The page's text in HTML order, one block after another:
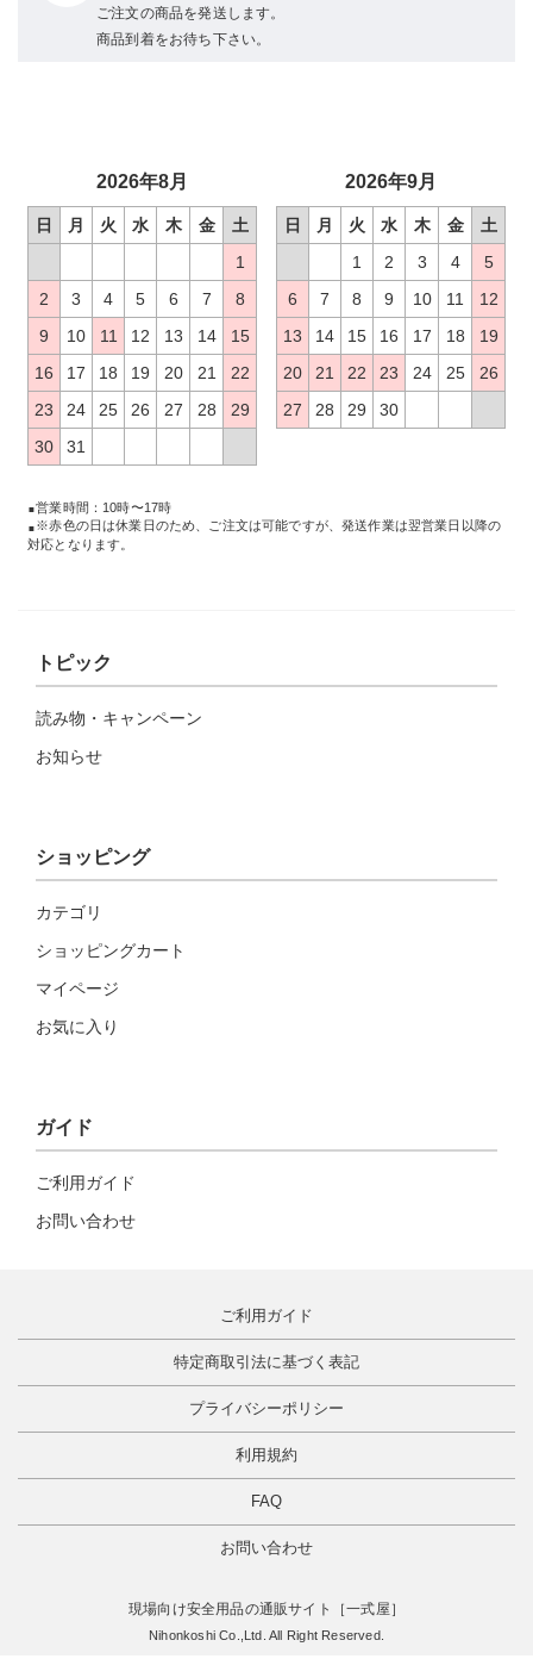
ご注文の商品を発送します。
商品到着をお待ち下さい。
2026年8月
日 月 火 水 木 金
土
1
2
3 4 5 6 7
8
9
10 11 12 13 14
15
16
17 18 19 20 21
22
23
24 25 26 27 28
29
30
31
2026年9月
日 月 火 水 木 金
土
1
2 3 4
5
6
7 8 9 10 11
12
13
14 15 16 17 18
19
20
21 22 23 24 25
26
27
28 29 30
営業時間：10時〜17時
※赤色の日は休業日のため、ご注文は可能ですが、発送作業は翌営業日以降の
対応となります。
トピック
読み物・キャンペーン
お知らせ
ショッピング
カテゴリ
ショッピングカート
マイページ
お気に入り
ガイド
ご利用ガイド
お問い合わせ
ご利用ガイド
特定商取引法に基づく表記
プライバシーポリシー
利用規約
FAQ
お問い合わせ
現場向け安全用品の通販サイト［一式屋］
Nihonkoshi Co.,Ltd. All Right Reserved.